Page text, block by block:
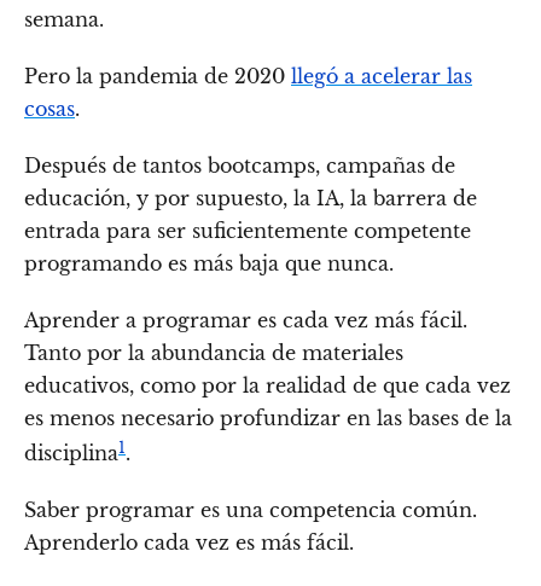
semana.
Pero la pandemia de 2020 llegó a acelerar las
cosas.
Después de tantos bootcamps, campañas de
educación, y por supuesto, la IA, la barrera de
entrada para ser suficientemente competente
programando es más baja que nunca.
Aprender a programar es cada vez más fácil.
Tanto por la abundancia de materiales
educativos, como por la realidad de que cada vez
es menos necesario profundizar en las bases de la
disciplina1.
Saber programar es una competencia común.
Aprenderlo cada vez es más fácil.